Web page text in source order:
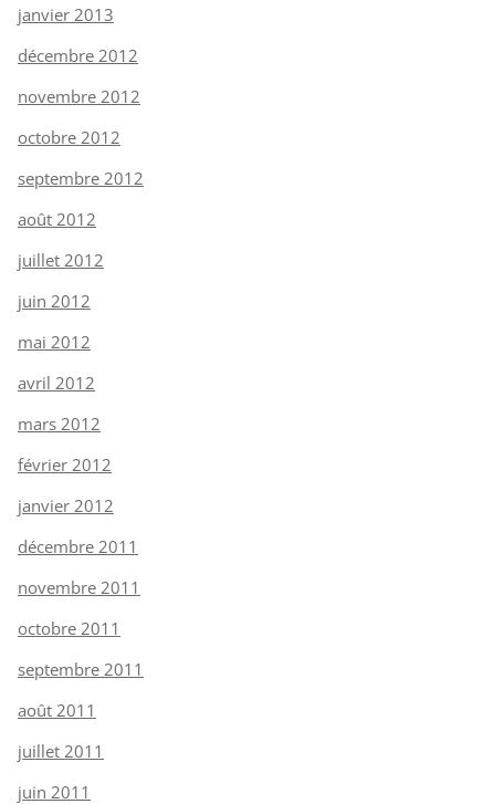
janvier 2013
décembre 2012
novembre 2012
octobre 2012
septembre 2012
août 2012
juillet 2012
juin 2012
mai 2012
avril 2012
mars 2012
février 2012
janvier 2012
décembre 2011
novembre 2011
octobre 2011
septembre 2011
août 2011
juillet 2011
juin 2011